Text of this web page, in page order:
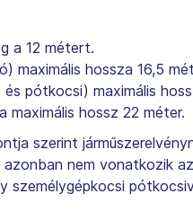
a 12 métert.
maximális hossza 16,5
pótkocsi) maximális
maximális hossz 22 méter.
szerint
nem vonatkozik
személygépkocsi